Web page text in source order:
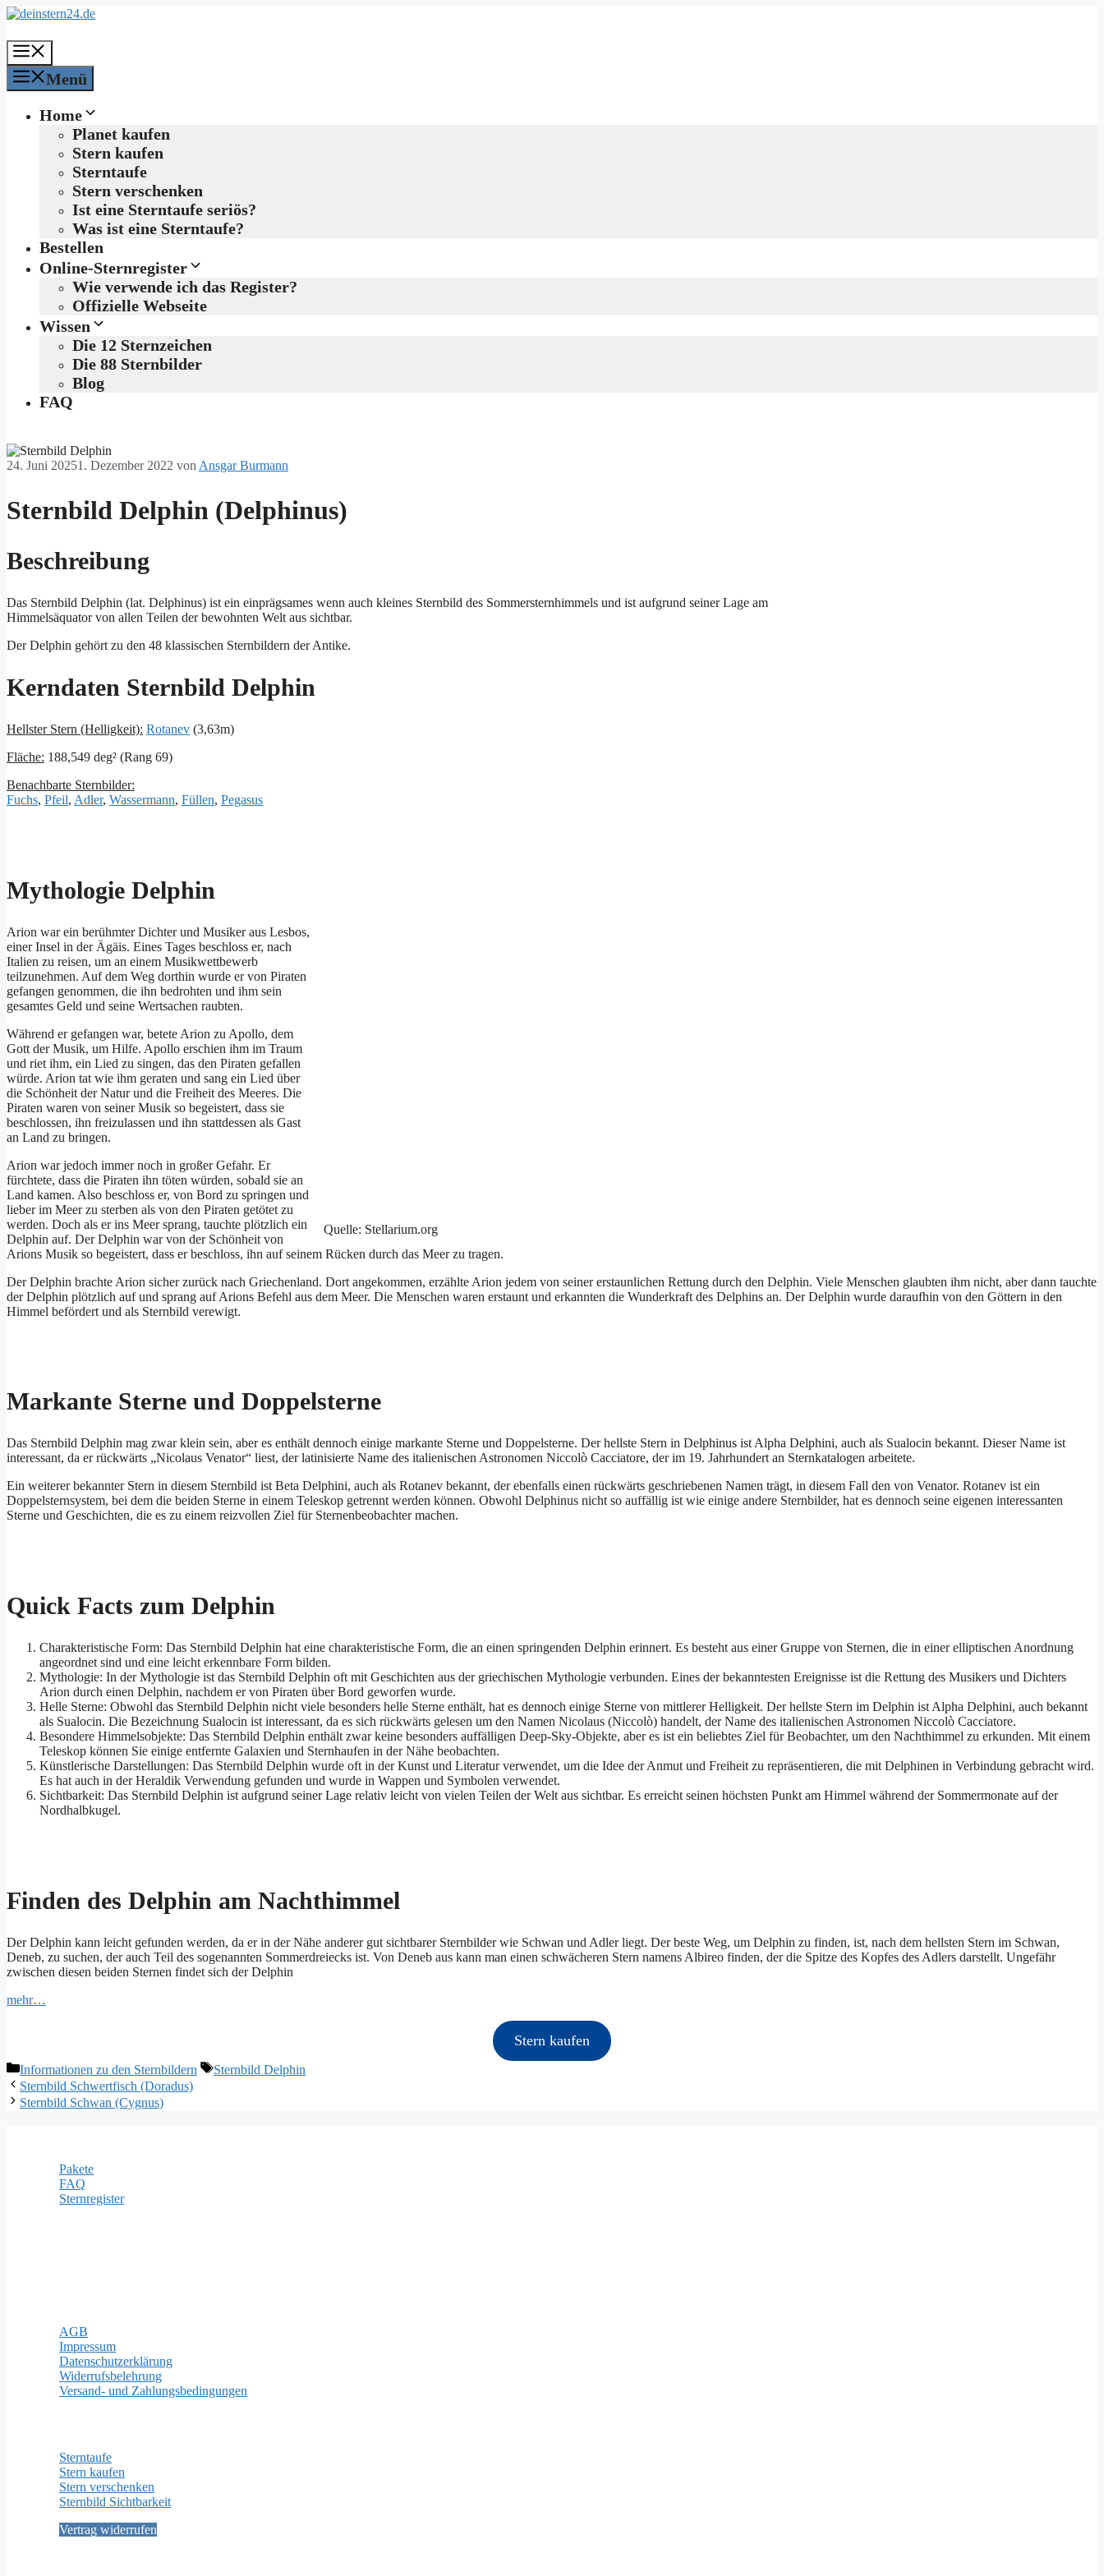
Zum
springen
Menü
Home
Planet kaufen
Stern kaufen
Sterntaufe
Stern verschenken
Ist eine Sterntaufe seriös?
Was ist eine Sterntaufe?
Bestellen
Online-Sternregister
Wie verwende ich das Register?
Offizielle Webseite
Wissen
Die 12 Sternzeichen
Die 88 Sternbilder
Blog
FAQ
24. Juni 20251. Dezember 2022 von Ansgar Burmann
Sternbild Delphin (Delphinus)
Beschreibung
Das Sternbild Delphin (lat. Delphinus) ist ein einprägsames wenn auch kleines Sternbild des Sommersternhimmels und ist aufgrund seiner Lage am
Himmelsäquator von allen Teilen der bewohnten Welt aus sichtbar.
Der Delphin gehört zu den 48 klassischen Sternbildern der Antike.
Kerndaten Sternbild Delphin
Hellster Stern (Helligkeit): Rotanev (3,63m)
Fläche: 188,549 deg² (Rang 69)
Benachbarte Sternbilder:
Fuchs, Pfeil, Adler, Wassermann, Füllen, Pegasus
Mythologie Delphin
Quelle: Stellarium.org
Arion war ein berühmter Dichter und Musiker aus Lesbos,
einer Insel in der Ägäis. Eines Tages beschloss er, nach
Italien zu reisen, um an einem Musikwettbewerb
teilzunehmen. Auf dem Weg dorthin wurde er von Piraten
gefangen genommen, die ihn bedrohten und ihm sein
gesamtes Geld und seine Wertsachen raubten.
Während er gefangen war, betete Arion zu Apollo, dem
Gott der Musik, um Hilfe. Apollo erschien ihm im Traum
und riet ihm, ein Lied zu singen, das den Piraten gefallen
würde. Arion tat wie ihm geraten und sang ein Lied über
die Schönheit der Natur und die Freiheit des Meeres. Die
Piraten waren von seiner Musik so begeistert, dass sie
beschlossen, ihn freizulassen und ihn stattdessen als Gast
an Land zu bringen.
Arion war jedoch immer noch in großer Gefahr. Er
fürchtete, dass die Piraten ihn töten würden, sobald sie an
Land kamen. Also beschloss er, von Bord zu springen und
lieber im Meer zu sterben als von den Piraten getötet zu
werden. Doch als er ins Meer sprang, tauchte plötzlich ein
Delphin auf. Der Delphin war von der Schönheit von
Arions Musik so begeistert, dass er beschloss, ihn auf seinem Rücken durch das Meer zu tragen.
Der Delphin brachte Arion sicher zurück nach Griechenland. Dort angekommen, erzählte Arion jedem von seiner erstaunlichen Rettung durch den Delphin. Viele Menschen glaubten ihm nicht, aber dann tauchte
der Delphin plötzlich auf und sprang auf Arions Befehl aus dem Meer. Die Menschen waren erstaunt und erkannten die Wunderkraft des Delphins an. Der Delphin wurde daraufhin von den Göttern in den
Himmel befördert und als Sternbild verewigt.
Markante Sterne und Doppelsterne
Das Sternbild Delphin mag zwar klein sein, aber es enthält dennoch einige markante Sterne und Doppelsterne. Der hellste Stern in Delphinus ist Alpha Delphini, auch als Sualocin bekannt. Dieser Name ist
interessant, da er rückwärts „Nicolaus Venator“ liest, der latinisierte Name des italienischen Astronomen Niccolò Cacciatore, der im 19. Jahrhundert an Sternkatalogen arbeitete.
Ein weiterer bekannter Stern in diesem Sternbild ist Beta Delphini, auch als Rotanev bekannt, der ebenfalls einen rückwärts geschriebenen Namen trägt, in diesem Fall den von Venator. Rotanev ist ein
Doppelsternsystem, bei dem die beiden Sterne in einem Teleskop getrennt werden können. Obwohl Delphinus nicht so auffällig ist wie einige andere Sternbilder, hat es dennoch seine eigenen interessanten
Sterne und Geschichten, die es zu einem reizvollen Ziel für Sternenbeobachter machen.
Quick Facts zum Delphin
Charakteristische Form: Das Sternbild Delphin hat eine charakteristische Form, die an einen springenden Delphin erinnert. Es besteht aus einer Gruppe von Sternen, die in einer elliptischen Anordnung
angeordnet sind und eine leicht erkennbare Form bilden.
Mythologie: In der Mythologie ist das Sternbild Delphin oft mit Geschichten aus der griechischen Mythologie verbunden. Eines der bekanntesten Ereignisse ist die Rettung des Musikers und Dichters
Arion durch einen Delphin, nachdem er von Piraten über Bord geworfen wurde.
Helle Sterne: Obwohl das Sternbild Delphin nicht viele besonders helle Sterne enthält, hat es dennoch einige Sterne von mittlerer Helligkeit. Der hellste Stern im Delphin ist Alpha Delphini, auch bekannt
als Sualocin. Die Bezeichnung Sualocin ist interessant, da es sich rückwärts gelesen um den Namen Nicolaus (Niccolò) handelt, der Name des italienischen Astronomen Niccolò Cacciatore.
Besondere Himmelsobjekte: Das Sternbild Delphin enthält zwar keine besonders auffälligen Deep-Sky-Objekte, aber es ist ein beliebtes Ziel für Beobachter, um den Nachthimmel zu erkunden. Mit einem
Teleskop können Sie einige entfernte Galaxien und Sternhaufen in der Nähe beobachten.
Künstlerische Darstellungen: Das Sternbild Delphin wurde oft in der Kunst und Literatur verwendet, um die Idee der Anmut und Freiheit zu repräsentieren, die mit Delphinen in Verbindung gebracht wird.
Es hat auch in der Heraldik Verwendung gefunden und wurde in Wappen und Symbolen verwendet.
Sichtbarkeit: Das Sternbild Delphin ist aufgrund seiner Lage relativ leicht von vielen Teilen der Welt aus sichtbar. Es erreicht seinen höchsten Punkt am Himmel während der Sommermonate auf der
Nordhalbkugel.
Finden des Delphin am Nachthimmel
Der Delphin kann leicht gefunden werden, da er in der Nähe anderer gut sichtbarer Sternbilder wie Schwan und Adler liegt. Der beste Weg, um Delphin zu finden, ist, nach dem hellsten Stern im Schwan,
Deneb, zu suchen, der auch Teil des sogenannten Sommerdreiecks ist. Von Deneb aus kann man einen schwächeren Stern namens Albireo finden, der die Spitze des Kopfes des Adlers darstellt. Ungefähr
zwischen diesen beiden Sternen findet sich der Delphin
mehr…
Stern kaufen
Kategorien
Informationen zu den Sternbildern Schlagwörter
Sternbild Delphin
Sternbild Schwertfisch (Doradus)
Sternbild Schwan (Cygnus)
Pakete
FAQ
Sternregister
AGB
Impressum
Datenschutzerklärung
Widerrufsbelehrung
Versand- und Zahlungsbedingungen
Sterntaufe
Stern kaufen
Stern verschenken
Sternbild Sichtbarkeit
Vertrag widerrufen